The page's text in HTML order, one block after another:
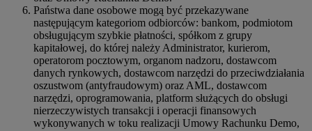
Państwa dane osobowe mogą być przekazywane
następującym kategoriom odbiorców: bankom, podmiotom
obsługującym szybkie płatności, spółkom z grupy
kapitałowej, do której należy Administrator, kurierom,
operatorom pocztowym, organom nadzoru, dostawcom
danych rynkowych, dostawcom narzędzi do przeciwdziałania
oszustwom (antyfraudowym) oraz AML, dostawcom
narzędzi, oprogramowania, platform służących do obsługi
nierzeczywistych transakcji i operacji finansowych
wykonywanych w toku realizacji Umowy Rachunku Demo,